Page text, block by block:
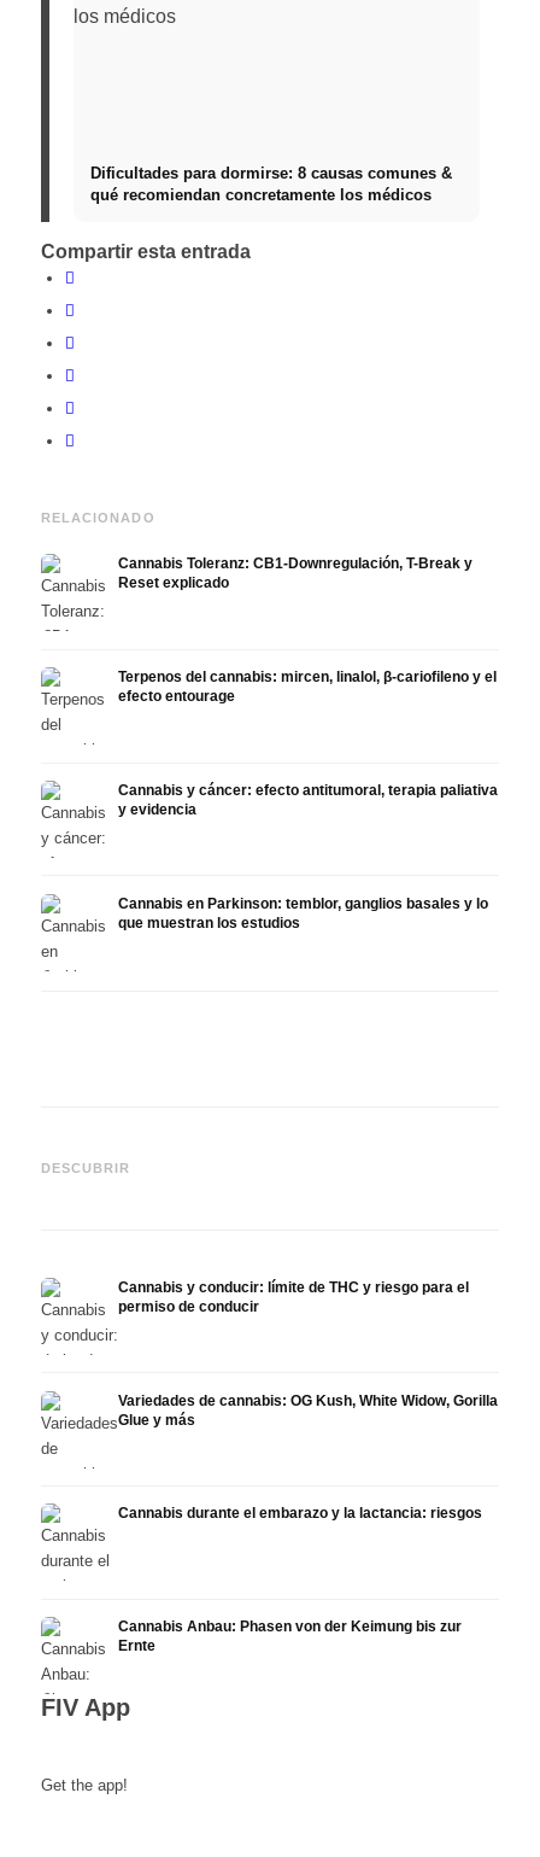
Dificultades para dormirse: 8 causas comunes &
qué recomiendan concretamente los médicos
Compartir esta entrada
RELACIONADO
Cannabis Toleranz: CB1-Downregulación, T-Break y
Reset explicado
Terpenos del cannabis: mircen, linalol, β-cariofileno y el
efecto entourage
Cannabis y cáncer: efecto antitumoral, terapia paliativa
y evidencia
Cannabis en Parkinson: temblor, ganglios basales y lo
que muestran los estudios
DESCUBRIR
automedición y lo que
Cannabis y conducir: límite de THC y riesgo para el
permiso de conducir
Variedades de cannabis: OG Kush, White Widow, Gorilla
Glue y más
Cannabis durante el embarazo y la lactancia: riesgos
Cannabis Anbau: Phasen von der Keimung bis zur
Ernte
FIV App
Get the app!